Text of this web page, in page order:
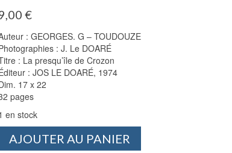
€
: GEORGES. G – TOUDOUZE
: J. Le DOARÉ
: La presqu’île de Crozon
: JOS LE DOARÉ, 1974
17 x 22
pages
en stock
AJOUTER AU PANIER